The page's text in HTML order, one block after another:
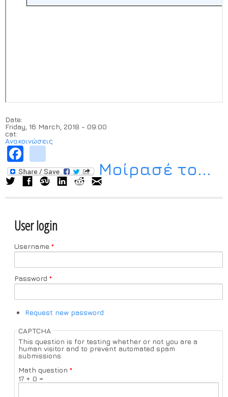
Date:
Friday, 16 March, 2018 - 09:00
cat:
Ανακοινώσεις
Μοίρασέ το...
User login
Username *
Password *
Request new password
CAPTCHA
This question is for testing whether or not you are a
human visitor and to prevent automated spam
submissions.
Math question *
17 + 0 =